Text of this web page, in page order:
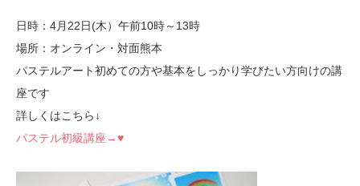
日時：4月22日(木）午前10時～13時
場所：オンライン・対面熊本
パステルアート初めての方や基本をしっかり学びたい方向けの講
座です
詳しくはこちら↓
パステル初級講座→♥